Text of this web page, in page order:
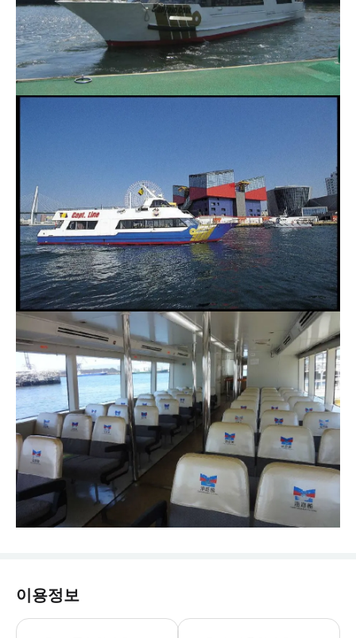
이용정보
- 출발 경로 & 일정 * 페리 운항 시간